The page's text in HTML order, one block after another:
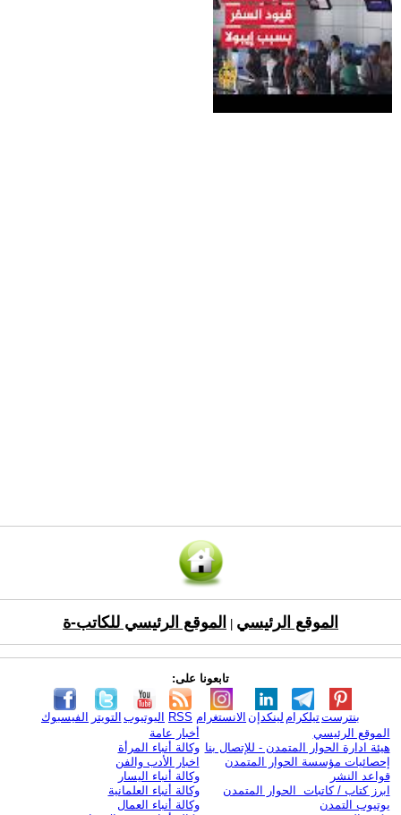
الموقع الرئيسي الموقع الرئيسي للكاتب-ة
تابعونا على:
الفيسبوك التويتر اليوتيوب RSS الانستغرام لينكدإن تيلكرامبنترست
الموقع الرئيسي
هيئة ادارة الحوار المتمدن - للإتصال بنا
إحصائيات مؤسسة الحوار المتمدن
قواعد النشر
ابرز كتاب / كاتبات الحوار المتمدن
يوتيوب التمدن
أخبار عامة
وكالة أنباء المرأة
اخبار الأدب والفن
وكالة أنباء اليسار
وكالة أنباء العلمانية
وكالة أنباء العمال